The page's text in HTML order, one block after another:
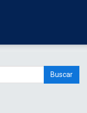
Buscar